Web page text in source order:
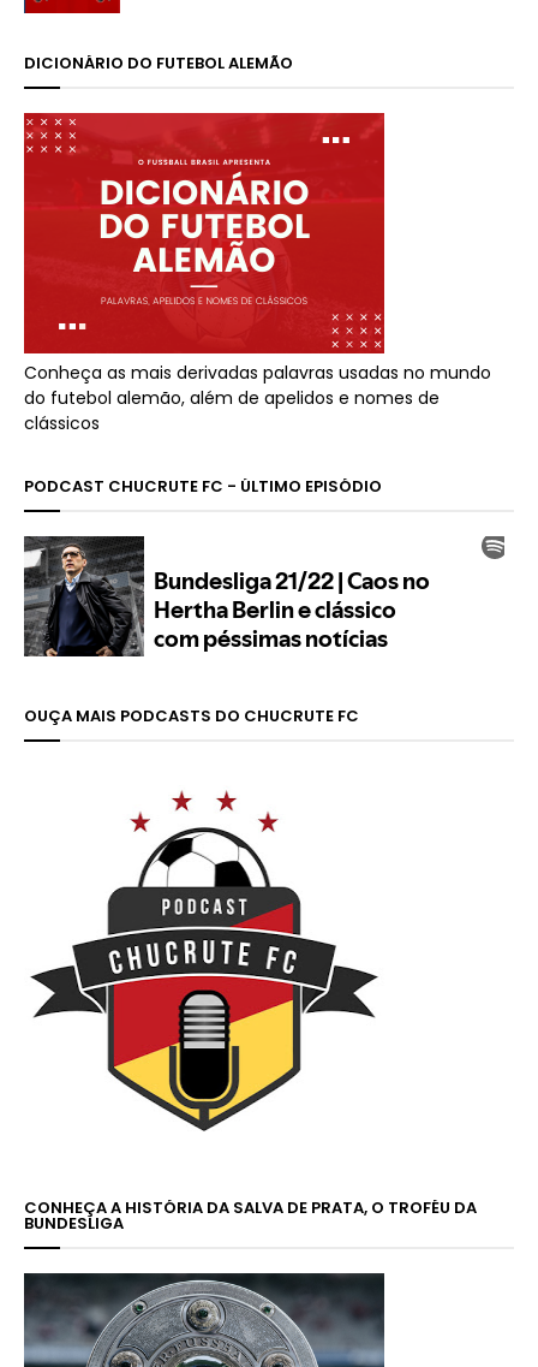
DICIONÁRIO DO FUTEBOL ALEMÃO
Conheça as mais derivadas palavras usadas no mundo
do futebol alemão, além de apelidos e nomes de
clássicos
PODCAST CHUCRUTE FC - ÚLTIMO EPISÓDIO
OUÇA MAIS PODCASTS DO CHUCRUTE FC
CONHEÇA A HISTÓRIA DA SALVA DE PRATA, O TROFÉU DA
BUNDESLIGA